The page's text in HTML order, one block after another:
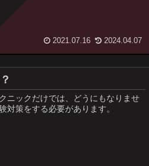
2021.07.16 2024.04.07
ニックだけでは、どうにもなりませ
対策をする必要があります。